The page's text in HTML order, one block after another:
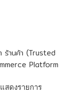
ร้านค้า (Trusted
Platform
สดงรายการ